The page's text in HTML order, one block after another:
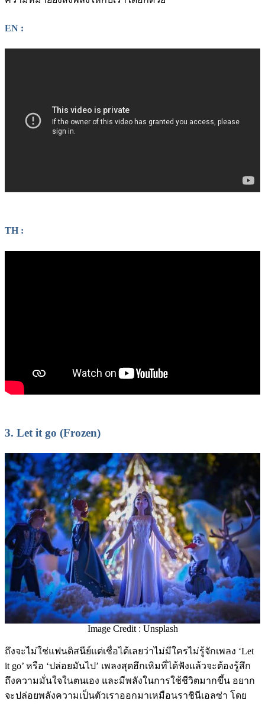
EN :
TH :
3. Let it go (Frozen)
Image Credit : Unsplash
ถึงจะไม่ใช่แฟนดิสนีย์แต่เชื่อได้เลยว่าไม่มีใครไม่รู้จักเพลง ‘Let
it go’ หรือ ‘ปล่อยมันไป’ เพลงสุดฮึกเหิมที่ได้ฟังแล้วจะต้องรู้สึก
ถึงความมั่นใจในตนเอง และมีพลังในการใช้ชีวิตมากขึ้น อยาก
จะปล่อยพลังความเป็นตัวเราออกมาเหมือนราชินีเอลซ่า โดย